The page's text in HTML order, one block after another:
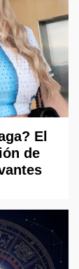
El
de